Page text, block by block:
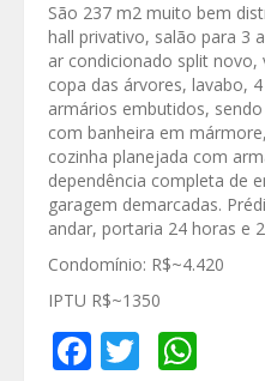
São 237 m2 muito bem
hall privativo, salão para 3
ar condicionado split novo,
copa das árvores, lavabo,
armários embutidos,
com banheira em
cozinha planejada com
dependência completa de
garagem demarcadas.
andar, portaria 24 horas e
Condomínio: R$~4.420
IPTU R$~1350
Facebook
Twitter